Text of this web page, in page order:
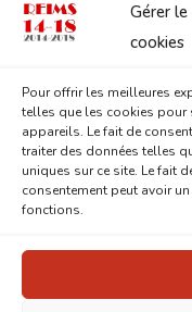
Gérer
cookies
Pour offrir les meilleures
telles que les cookies pour
appareils. Le fait de
traiter des données telles
uniques sur ce site. Le fait
consentement peut avoir
fonctions.